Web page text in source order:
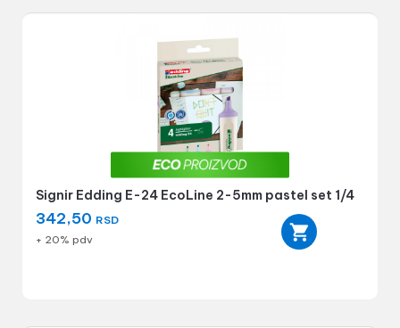
Signir Edding E-24 EcoLine 2-5mm pastel set 1/4
342,50 RSD
+ 20% pdv